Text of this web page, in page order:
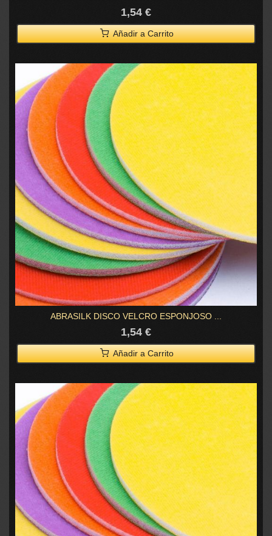
1,54 €
Añadir a Carrito
ABRASILK DISCO VELCRO ESPONJOSO ...
1,54 €
Añadir a Carrito